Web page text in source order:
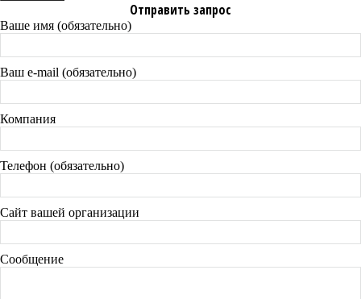
Отправить запрос
Ваше имя (обязательно)
Ваш e-mail (обязательно)
Компания
Телефон (обязательно)
Сайт вашей организации
Сообщение